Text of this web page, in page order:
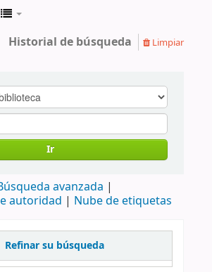
Historial de búsqueda Limpiar
Ir
avanzada
autoridad
Nube de etiquetas
Refinar su búsqueda